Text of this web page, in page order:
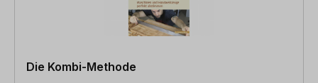
Die Kombi-Methode